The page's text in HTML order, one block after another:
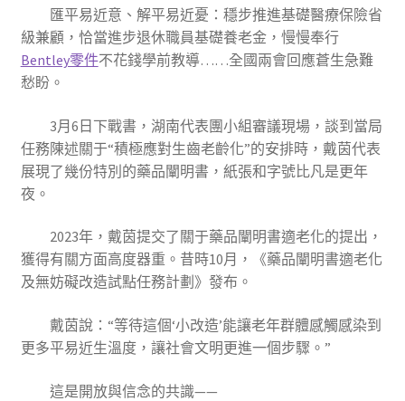
匯平易近意、解平易近憂：穩步推進基礎醫療保險省
級兼顧，恰當進步退休職員基礎養老金，慢慢奉行
Bentley零件不花錢學前教導……全國兩會回應蒼生急難
愁盼。
3月6日下戰書，湖南代表團小組審議現場，談到當局
任務陳述關于“積極應對生齒老齡化”的安排時，戴茵代表
展現了幾份特別的藥品闡明書，紙張和字號比凡是更年
夜。
2023年，戴茵提交了關于藥品闡明書適老化的提出，
獲得有關方面高度器重。昔時10月，《藥品闡明書適老化
及無妨礙改造試點任務計劃》發布。
戴茵說：“等待這個‘小改造’能讓老年群體感觸感染到
更多平易近生溫度，讓社會文明更進一個步驟。”
這是開放與信念的共識——